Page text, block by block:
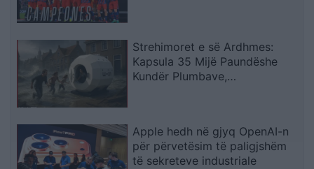
Strehimoret e së Ardhmes:
Kapsula 35 Mijë Paundëshe
Kundër Plumbave,
Apple hedh në gjyq OpenAI-n
për përvetësim të paligjshëm
të sekreteve industriale